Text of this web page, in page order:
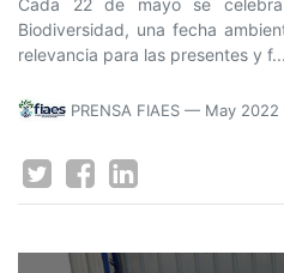
Cada 22 de mayo se
Biodiversidad, una fecha
relevancia para las presentes y f...
PRENSA FIAES — May 2022